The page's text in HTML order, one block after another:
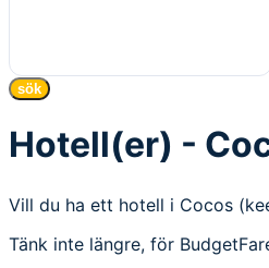
sök
Hotell(er) -
Vill du ha ett hotell i Cocos
Tänk inte längre, för